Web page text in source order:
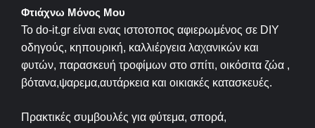
Φτιάχνω Μόνος Μου
Το do-it.gr είναι ενας ιστοτοπος αφιερωμένος σε DIY
οδηγούς, κηπουρική, καλλιέργεια λαχανικών και
φυτών, παρασκευή τροφίμων στο σπίτι, οικόσιτα ζώα ,
βότανα,ψαρεμα,αυτάρκεια και οικιακές κατασκευές.
Πρακτικές συμβουλές για φύτεμα, σπορά,